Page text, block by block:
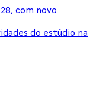
com novo
do estúdio na